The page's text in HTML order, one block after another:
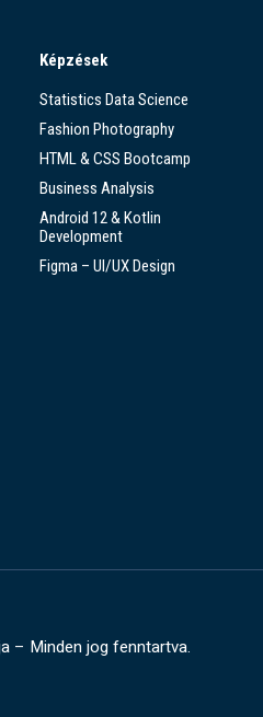
Képzések
Statistics Data Science
Fashion Photography
HTML & CSS Bootcamp
Business Analysis
Android 12 & Kotlin
Development
Figma – UI/UX Design
– Minden jog fenntartva.